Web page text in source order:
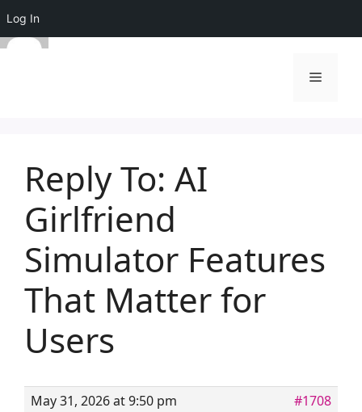
Log In
Skip
Menu
Reply To: AI
Girlfriend
Simulator Features
That Matter for
Users
May 31, 2026 at 9:50 pm
#1708